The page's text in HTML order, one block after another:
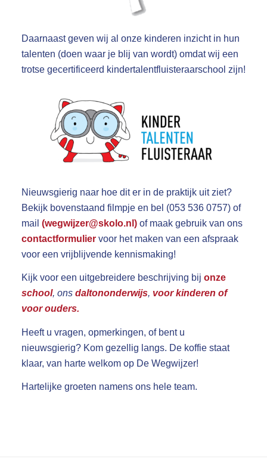
Daarnaast geven wij al onze kinderen inzicht in hun
talenten (doen waar je blij van wordt) omdat wij een
trotse gecertificeerd kindertalentfluisteraarschool zijn!
Nieuwsgierig naar hoe dit er in de praktijk uit ziet?
Bekijk bovenstaand filmpje en bel (053 536 0757) of
mail (wegwijzer@skolo.nl )of maak gebruik van ons
contactformulier voor het maken van een afspraak
voor een vrijblijvende kennismaking!
Kijk voor een uitgebreidere beschrijving bij onze
school, ons daltononderwijs, voor kinderen of
voor ouders.
Heeft u vragen, opmerkingen, of bent u
nieuwsgierig? Kom gezellig langs. De koffie staat
klaar, van harte welkom op De Wegwijzer!
Hartelijke groeten namens ons hele team.